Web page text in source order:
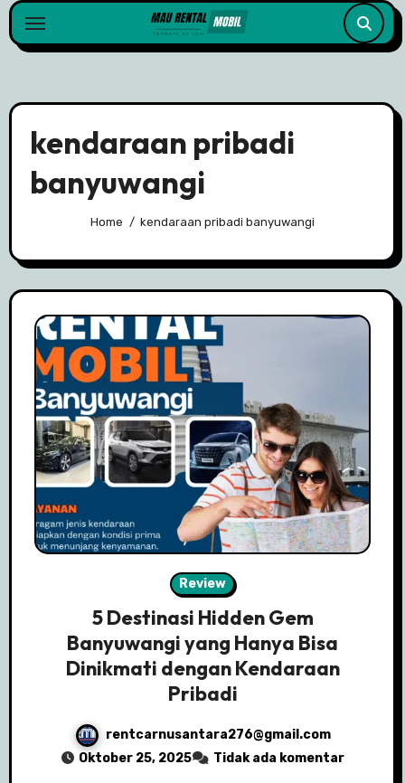
Skip
to
kendaraan pribadi
banyuwangi
Home kendaraan pribadi banyuwangi
Review
5 Destinasi Hidden Gem
Banyuwangi yang Hanya Bisa
Dinikmati dengan Kendaraan
Pribadi
rentcarnusantara276@gmail.com
Oktober 25, 2025
Tidak ada komentar